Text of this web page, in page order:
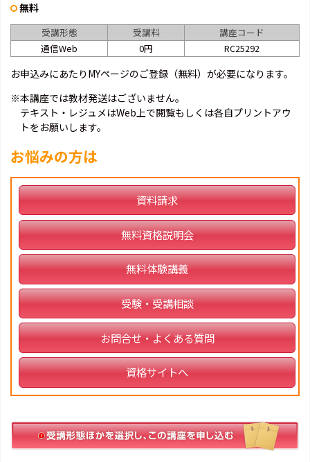
無料
受講形態 受講料
講座コード
通信Web
0円 RC25292
お申込みにあたりMYページのご登録（無料）が必要になります。
※本講座では教材発送はございません。
テキスト・レジュメはWeb上で閲覧もしくは各自プリントアウ
トをお願いします。
お悩みの方は
資料請求
無料資格説明会
無料体験講義
受験・受講相談
お問合せ・よくある質問
資格サイトへ